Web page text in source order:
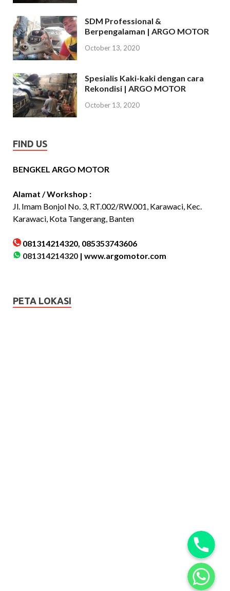
SDM Professional &
Berpengalaman | ARGO MOTOR
October 13, 2020
Spesialis Kaki-kaki dengan cara
Rekondisi | ARGO MOTOR
October 13, 2020
FIND US
BENGKEL ARGO MOTOR
Alamat / Workshop :
Jl. Imam Bonjol No. 3, RT.002/RW.001, Karawaci, Kec.
Karawaci, Kota Tangerang, Banten
081314214320, 085353743606
081314214320 | www.argomotor.com
PETA LOKASI